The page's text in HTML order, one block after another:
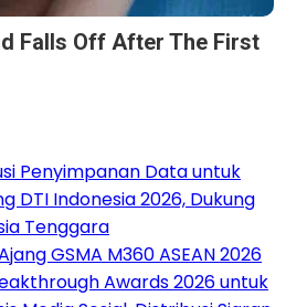
Falls Off After The First
Penyimpanan Data untuk
DTI Indonesia 2026, Dukung
Tenggara
GSMA M360 ASEAN 2026
Awards 2026 untuk